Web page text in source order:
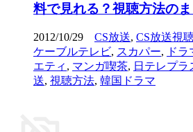
料で見れる？視聴方法の
2012/10/29 CS放送, CS放送視
ケーブルテレビ, スカパー, ドラ
エティ , マンガ喫茶, 日テレプラ
送, 視聴方法, 韓国ドラマ